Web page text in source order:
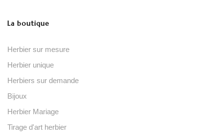
La boutique
Herbier sur mesure
Herbier unique
Herbiers sur demande
Bijoux
Herbier Mariage
Tirage d'art herbier